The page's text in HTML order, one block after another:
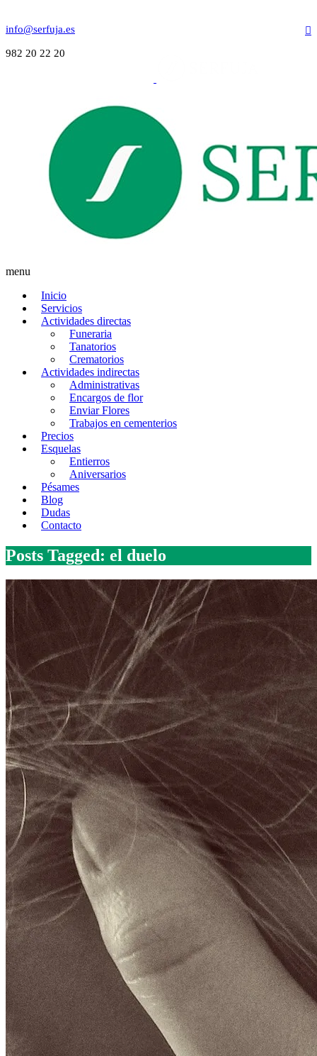
info@serfuja.es
982 20 22 20
menu
Inicio
Servicios
Actividades directas
Funeraria
Tanatorios
Crematorios
Actividades indirectas
Administrativas
Encargos de flor
Enviar Flores
Trabajos en cementerios
Precios
Esquelas
Entierros
Aniversarios
Pésames
Blog
Dudas
Contacto
Posts Tagged: el duelo